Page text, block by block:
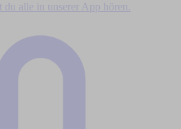
du alle in unserer App hören.